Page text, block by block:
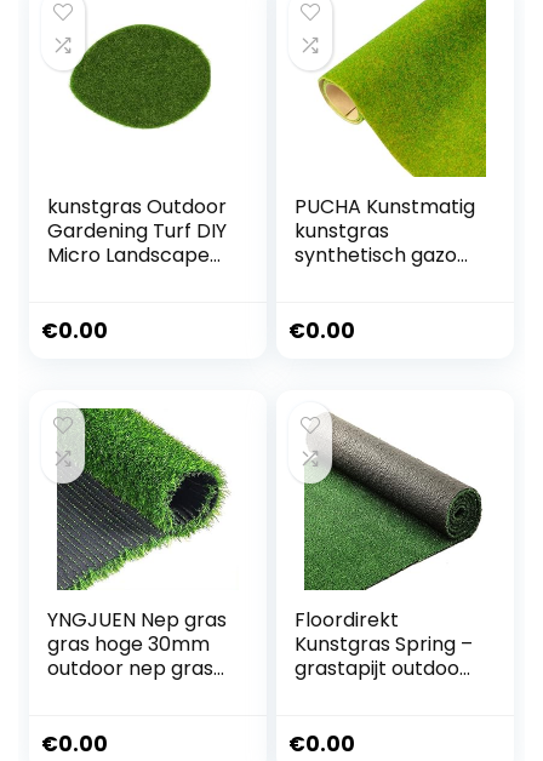
kunstgras Outdoor
Gardening Turf DIY
Micro Landscape
Home Floor
(Kleur: B01-4pcs)
(B022pcs)
€0.00
PUCHA Kunstmatig
kunstgras
synthetisch gazon,
weide miniatuur
€0.00
YNGJUEN Nep gras
gras hoge 30mm
outdoor nep gras
natuurlijke realiteit
€0.00
Floordirekt
Kunstgras Spring –
grastapijt outdoor
terras – rolgras
€0.00